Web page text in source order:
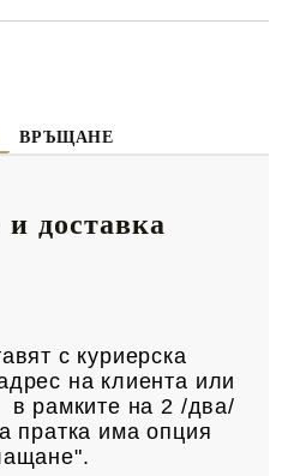
ВРЪЩАНЕ
доставка
с куриерска
на клиента или
рамките на 2 /два/
пратка има опция